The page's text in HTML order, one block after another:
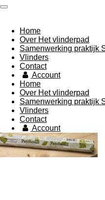
Ga
naar
de
hoofdinhoud
Home
Over Het vlinderpad
Samenwerking praktijk
Vlinders
Contact
Account
Home
Over Het vlinderpad
Samenwerking praktijk
Vlinders
Contact
Account